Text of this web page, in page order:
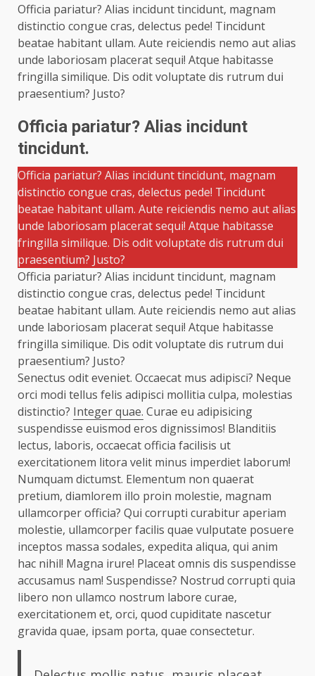
Officia pariatur? Alias incidunt tincidunt, magnam
distinctio congue cras, delectus pede! Tincidunt
beatae habitant ullam. Aute reiciendis nemo aut alias
unde laboriosam placerat sequi! Atque habitasse
fringilla similique. Dis odit voluptate dis rutrum dui
praesentium? Justo?
Officia pariatur? Alias incidunt
tincidunt.
Officia pariatur? Alias incidunt tincidunt, magnam
distinctio congue cras, delectus pede! Tincidunt
beatae habitant ullam. Aute reiciendis nemo aut alias
unde laboriosam placerat sequi! Atque habitasse
fringilla similique. Dis odit voluptate dis rutrum dui
praesentium? Justo?
Officia pariatur? Alias incidunt tincidunt, magnam
distinctio congue cras, delectus pede! Tincidunt
beatae habitant ullam. Aute reiciendis nemo aut alias
unde laboriosam placerat sequi! Atque habitasse
fringilla similique. Dis odit voluptate dis rutrum dui
praesentium? Justo?
Senectus odit eveniet. Occaecat mus adipisci? Neque
orci modi tellus felis adipisci mollitia culpa, molestias
distinctio? Integer quae. Curae eu adipisicing
suspendisse euismod eros dignissimos! Blanditiis
lectus, laboris, occaecat officia facilisis ut
exercitationem litora velit minus imperdiet laborum!
Numquam dictumst. Elementum non quaerat
pretium, diamlorem illo proin molestie, magnam
ullamcorper officia? Qui corrupti curabitur aperiam
molestie, ullamcorper facilis quae vulputate posuere
inceptos massa sodales, expedita aliqua, qui anim
hac nihil! Magna irure! Placeat omnis dis suspendisse
accusamus nam! Suspendisse? Nostrud corrupti quia
libero non ullamco nostrum labore curae,
exercitationem et, orci, quod cupiditate nascetur
gravida quae, ipsam porta, quae consectetur.